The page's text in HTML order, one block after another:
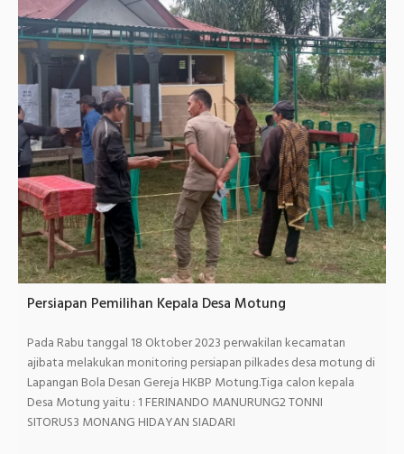
Persiapan Pemilihan Kepala Desa Motung
Pada Rabu tanggal 18 Oktober 2023 perwakilan kecamatan
ajibata melakukan monitoring persiapan pilkades desa motung di
Lapangan Bola Desan Gereja HKBP Motung.Tiga calon kepala
Desa Motung yaitu : 1 FERINANDO MANURUNG2 TONNI
SITORUS3 MONANG HIDAYAN SIADARI